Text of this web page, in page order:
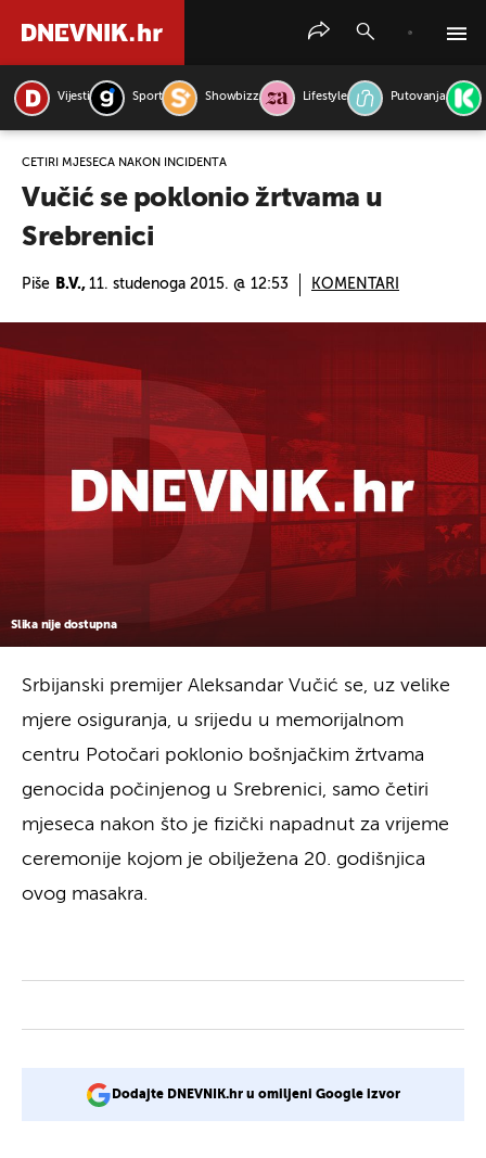
Vijesti Sport Showbizz Lifestyle Putovanja
ČETIRI MJESECA NAKON INCIDENTA
Vučić se poklonio žrtvama u
Srebrenici
Piše B.V., 11. studenoga 2015. @ 12:53 KOMENTARI
Slika nije dostupna
Srbijanski premijer Aleksandar Vučić se, uz velike
mjere osiguranja, u srijedu u memorijalnom
centru Potočari poklonio bošnjačkim žrtvama
genocida počinjenog u Srebrenici, samo četiri
mjeseca nakon što je fizički napadnut za vrijeme
ceremonije kojom je obilježena 20. godišnjica
ovog masakra.
Dodajte DNEVNIK.hr u omiljeni Google izvor
PRETRAŽITE VIJESTI